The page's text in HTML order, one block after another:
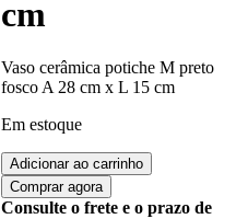
cm
Vaso cerâmica potiche M preto
fosco A 28 cm x L 15 cm
Em estoque
Vaso
cerâmica
potiche
Adicionar ao carrinho
Comprar agora
Consulte o frete e o prazo de